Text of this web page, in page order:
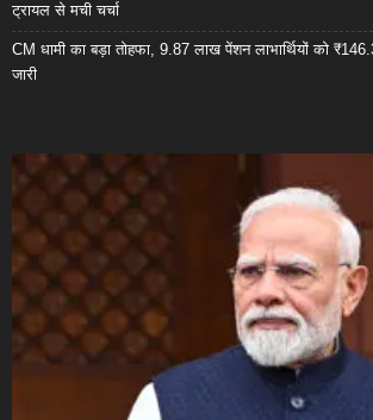
ट्रायल से मची चर्चा
CM धामी का बड़ा तोहफा, 9.87 लाख पेंशन लाभार्थियों को
जारी